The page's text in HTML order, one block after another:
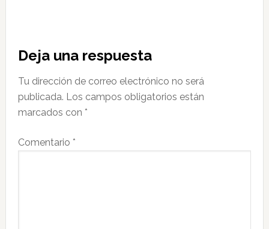
Interacciones
con
los
lectores
Deja una respuesta
Tu dirección de correo electrónico no será
publicada. Los campos obligatorios están
marcados con *
Comentario *